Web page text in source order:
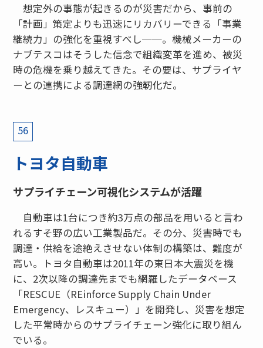
想定外の事態が起きるのが災害だから、事前の
「計画」策定よりも迅速にリカバリーできる「事業
継続力」の強化を重視すべし──。機械メーカーの
ナブテスコはそうした信念で組織変革を進め、被災
時の危機を乗り越えてきた。その要は、サプライヤ
ーとの連携による調達網の強靭化だ。
56
トヨタ自動車
サプライチェーン可視化システムが活躍
自動車は1台につき約3万点の部品を用いると言わ
れるすそ野の広い工業製品だ。その分、災害時でも
調達・供給を途絶えさせない体制の構築は、難度が
高い。トヨタ自動車は2011年の東日本大震災を機
に、2次以降の調達先までも網羅したデータベース
「RESCUE（REinforce Supply Chain Under
Emergency、レスキュー）」を開発し、災害を想定
した平常時からのサプライチェーン強化に取り組ん
でいる。